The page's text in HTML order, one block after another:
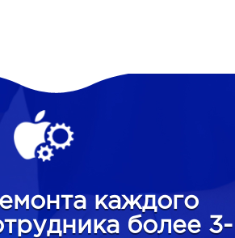
каждого
более 3-